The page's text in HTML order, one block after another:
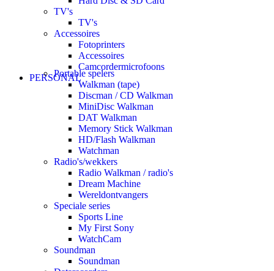
TV's
TV's
Accessoires
Fotoprinters
Accessoires
Camcordermicrofoons
PERSONAL
Portable spelers
Walkman (tape)
Discman / CD Walkman
MiniDisc Walkman
DAT Walkman
Memory Stick Walkman
HD/Flash Walkman
Watchman
Radio's/wekkers
Radio Walkman / radio's
Dream Machine
Wereldontvangers
Speciale series
Sports Line
My First Sony
WatchCam
Soundman
Soundman